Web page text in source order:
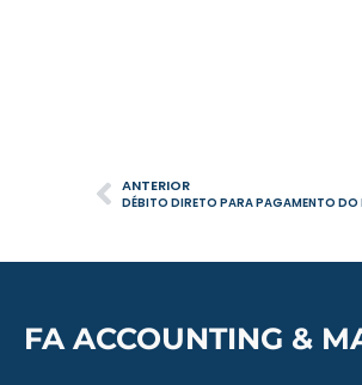
ANTERIOR
DÉBITO DIRETO PARA PAGAMENTO
FA ACCOUNTING &